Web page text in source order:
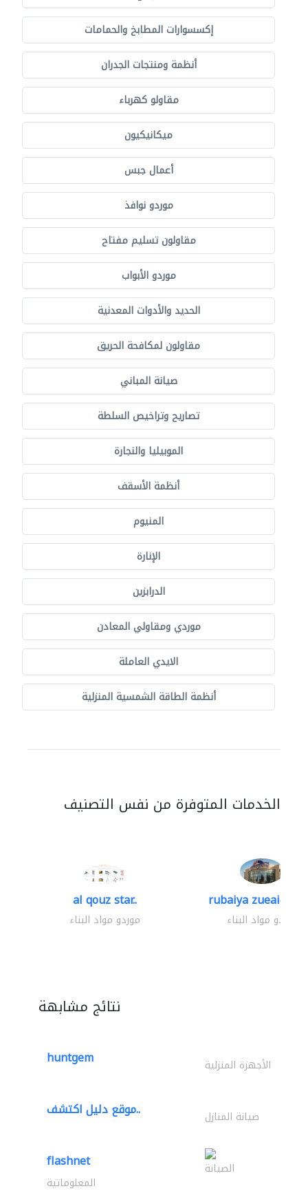
إكسسوارات المطابخ والحمامات
أنظمة ومنتجات الجدران
مقاولو كهرباء
ميكانيكيون
أعمال جبس
موردو نوافذ
مقاولون تسليم مفتاح
موردو الأبواب
الحديد والأدوات المعدنية
مقاولون لمكافحة الحريق
صيانة المباني
تصاريح وتراخيص السلطة
الموبيليا والنجارة
أنظمة الأسقف
المنيوم
الإنارة
الدرابزين
موردي ومقاولي المعادن
الايدي العاملة
أنظمة الطاقة الشمسية المنزلية
الخدمات المتوفرة من نفس التصنيف
al qouz star..
موردو مواد البناء
rubaiya zueaid
موردو مواد البناء
نتائج مشابهة
huntgem الأجهزة المنزلية
موقع دليل اكتشف.. صيانة المنازل
flashnet الصيانة
المعلوماتية